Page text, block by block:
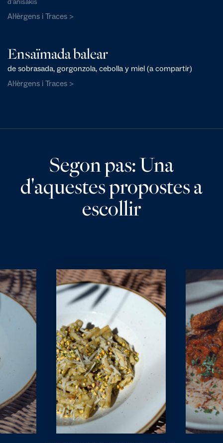
Al·lèrgens i Traces >
Ensaïmada balear
de sobrasada, gorgonzola, cebolla y miel (a compartir)
Al·lèrgens i Traces >
Segon pas: Una
d'aquestes propostes a
escollir